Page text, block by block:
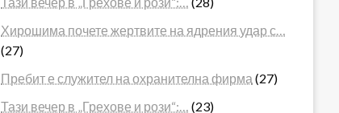
Хирошима почете жертвите на ядрения удар с…
(27)
Пребит е служител на охранителна фирма (27)
Тази вечер в „Грехове и рози“:…
(23)